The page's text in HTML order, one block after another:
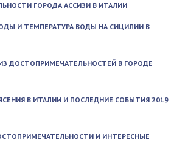
ГОРОДА АССИЗИ В ИТАЛИИ
И ТЕМПЕРАТУРА ВОДЫ НА СИЦИЛИИ В
ДОСТОПРИМЕЧАТЕЛЬНОСТЕЙ В ГОРОДЕ
В ИТАЛИИ И ПОСЛЕДНИЕ СОБЫТИЯ 2019
И ИНТЕРЕСНЫЕ